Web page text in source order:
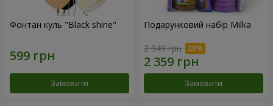
Фонтан куль "Black shine"
Замовити
Подарунковий набір Milka
2 949 грн
Замовити